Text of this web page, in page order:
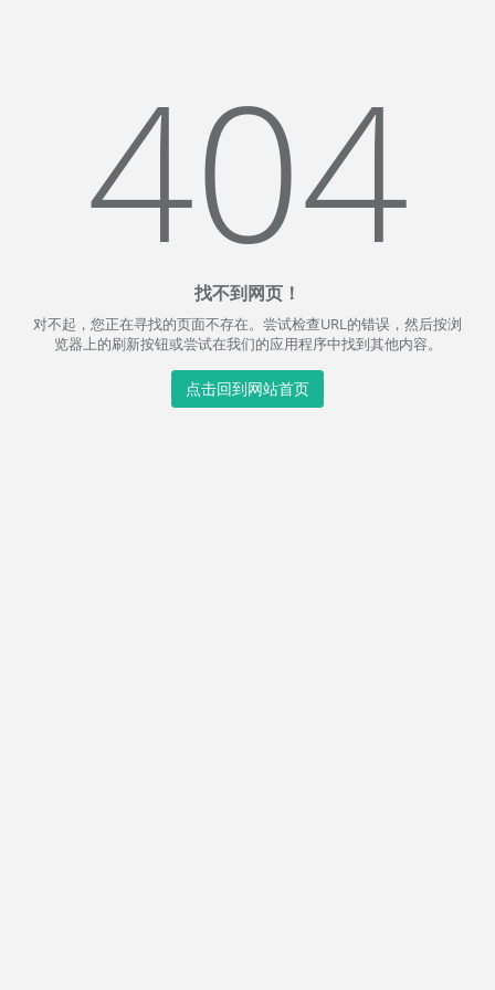
404
找不到网页！
对不起，您正在寻找的页面不存在。尝试检查URL的错误，然后按浏
览器上的刷新按钮或尝试在我们的应用程序中找到其他内容。
点击回到网站首页